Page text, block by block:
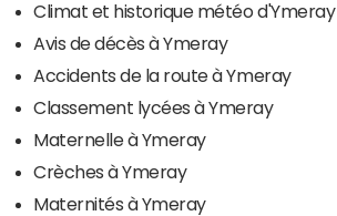
Climat et historique météo d'Ymeray
Avis de décès à Ymeray
Accidents de la route à Ymeray
Classement lycées à Ymeray
Maternelle à Ymeray
Crèches à Ymeray
Maternités à Ymeray